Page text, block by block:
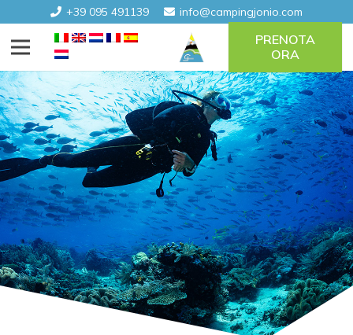
+39 095 491139 info@campingjonio.com
PRENOTA
ORA